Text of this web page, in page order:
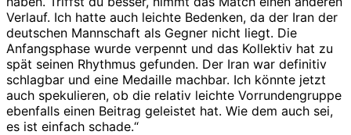
Verlauf. Ich hatte auch leichte Bedenken, da der Iran der
deutschen Mannschaft als Gegner nicht liegt. Die
Anfangsphase wurde verpennt und das Kollektiv hat zu
spät seinen Rhythmus gefunden. Der Iran war definitiv
schlagbar und eine Medaille machbar. Ich könnte jetzt
auch spekulieren, ob die relativ leichte Vorrundengruppe
ebenfalls einen Beitrag geleistet hat. Wie dem auch sei,
es ist einfach schade.“